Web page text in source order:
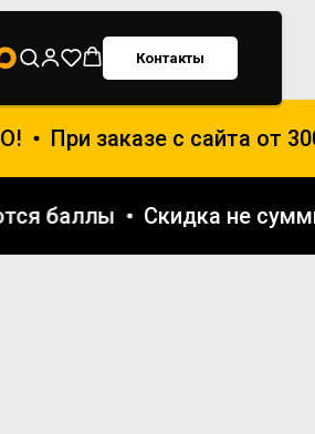
Контакты
При заказе с сайта от
баллы Скидка не